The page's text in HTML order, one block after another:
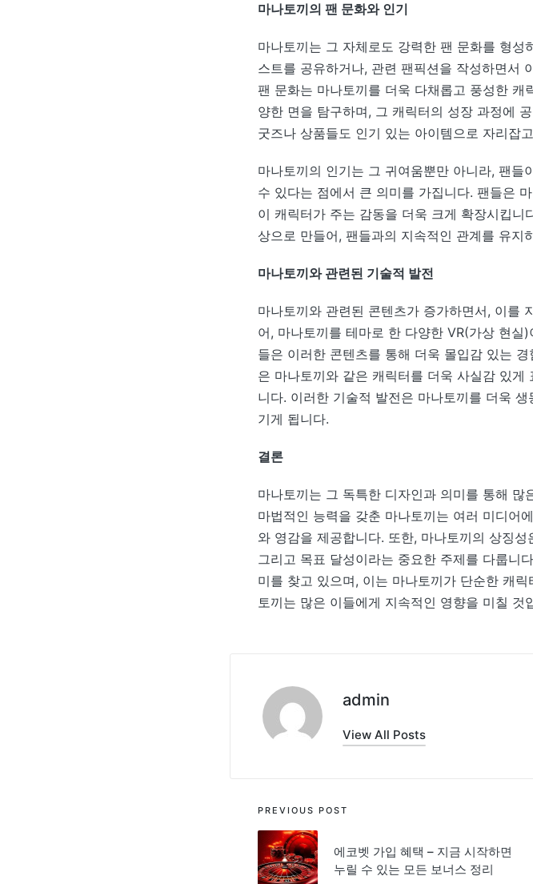
마나토끼의 팬 문화와 인기
마나토끼는 그 자체로도 강력한 팬 문화를 형
스트를 공유하거나, 관련 팬픽션을 작성하면서
팬 문화는 마나토끼를 더욱 다채롭고 풍성한
양한 면을 탐구하며, 그 캐릭터의 성장 과정에
굿즈나 상품들도 인기 있는 아이템으로 자리잡
마나토끼의 인기는 그 귀여움뿐만 아니라, 팬
수 있다는 점에서 큰 의미를 가집니다. 팬들은
이 캐릭터가 주는 감동을 더욱 크게 확장시킵
상으로 만들어, 팬들과의 지속적인 관계를 유지
마나토끼와 관련된 기술적 발전
마나토끼와 관련된 콘텐츠가 증가하면서, 이를
어, 마나토끼를 테마로 한 다양한 VR(가상 현
들은 이러한 콘텐츠를 통해 더욱 몰입감 있는
은 마나토끼와 같은 캐릭터를 더욱 사실감 있
니다. 이러한 기술적 발전은 마나토끼를 더욱
기게 됩니다.
결론
마나토끼는 그 독특한 디자인과 의미를 통해
마법적인 능력을 갖춘 마나토끼는 여러 미디어
와 영감을 제공합니다. 또한, 마나토끼의 상징
그리고 목표 달성이라는 중요한 주제를 다룹니
미를 찾고 있으며, 이는 마나토끼가 단순한 캐
토끼는 많은 이들에게 지속적인 영향을 미칠 것
admin
View All Posts
Post
navigation
PREVIOUS POST
에코벳 가입 혜택 – 지금 시작하면
누릴 수 있는 모든 보너스 정리